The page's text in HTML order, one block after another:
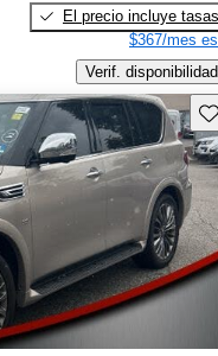
El precio incluye tasas
$367/mes
Verif. disponibilidad